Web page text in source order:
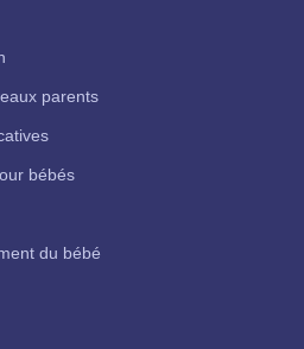
parents
bébés
du bébé